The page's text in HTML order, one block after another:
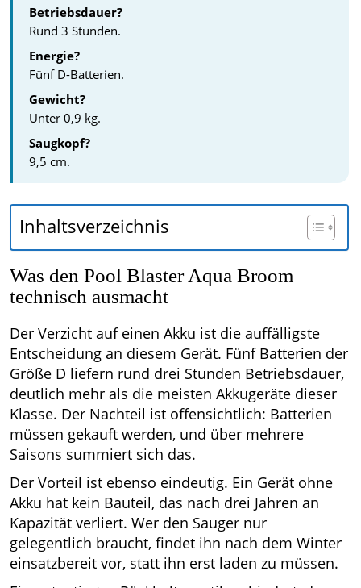
Betriebsdauer?
Rund 3 Stunden.
Energie?
Fünf D-Batterien.
Gewicht?
Unter 0,9 kg.
Saugkopf?
9,5 cm.
Inhaltsverzeichnis
Was den Pool Blaster Aqua Broom
technisch ausmacht
Der Verzicht auf einen Akku ist die auffälligste
Entscheidung an diesem Gerät. Fünf Batterien der
Größe D liefern rund drei Stunden Betriebsdauer,
deutlich mehr als die meisten Akkugeräte dieser
Klasse. Der Nachteil ist offensichtlich: Batterien
müssen gekauft werden, und über mehrere
Saisons summiert sich das.
Der Vorteil ist ebenso eindeutig. Ein Gerät ohne
Akku hat kein Bauteil, das nach drei Jahren an
Kapazität verliert. Wer den Sauger nur
gelegentlich braucht, findet ihn nach dem Winter
einsatzbereit vor, statt ihn erst laden zu müssen.